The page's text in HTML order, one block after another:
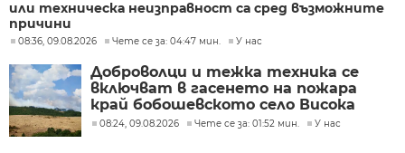
или техническа неизправност са сред възможните
причини
08:36, 09.08.2026 Чете се за: 04:47 мин. У нас
Доброволци и тежка техника се
включват в гасенето на пожара
край бобошевското село Висока
могила
08:24, 09.08.2026 Чете се за: 01:52 мин. У нас